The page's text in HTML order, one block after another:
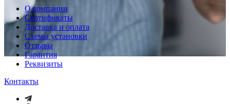
О компании
Сертификаты
Доставка и оплата
Схемы установки
Отзывы
Гарантия
Реквизиты
Контакты